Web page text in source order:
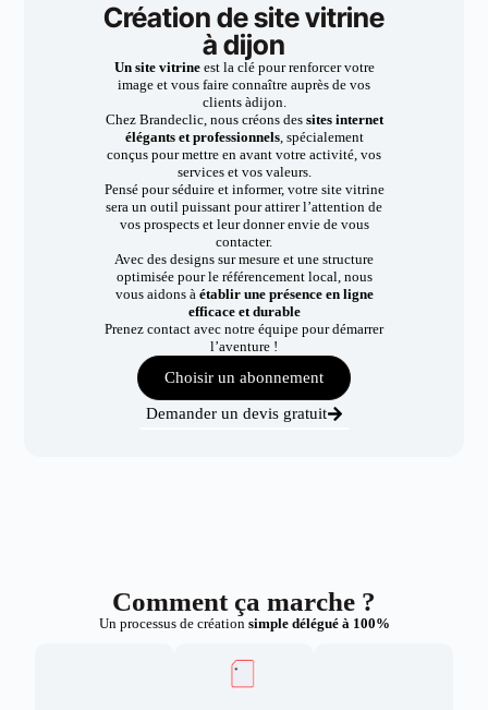
Création de site vitrine
à dijon
Un site vitrineest la clé pour renforcer votre
image et vous faire connaître auprès de vos
clients àdijon.
Chez Brandeclic, nous créons dessites internet
élégants et professionnels, spécialement
conçus pour mettre en avant votre activité, vos
services et vos valeurs.
Pensé pour séduire et informer, votre site vitrine
sera un outil puissant pour attirer l’attention de
vos prospects et leur donner envie de vous
contacter.
Avec des designs sur mesure et une structure
optimisée pour le référencement local, nous
vous aidons à établir une présence en ligne
efficace et durable
Prenez contact avec notre équipe pour démarrer
l’aventure !
Choisir un abonnement
Demander un devis gratuit
Comment ça marche ?
Un processus de création simple délégué à 100%